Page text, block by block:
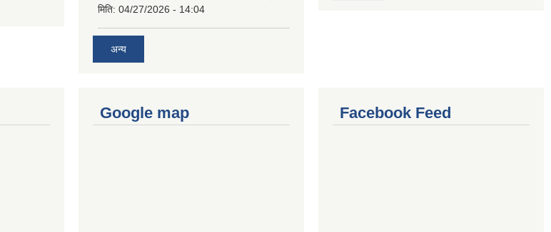
मिति: 04/27/2026 - 14:04
अन्य
Google map Facebook Feed